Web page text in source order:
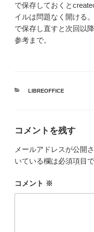
で保存しておくと
イルは問題なく開ける
で保存し直すと次回以
参考まで。
カ
LIBREOFFICE
コメントを残す
メールアドレスが公開
いている欄は必須項目
コメント ※